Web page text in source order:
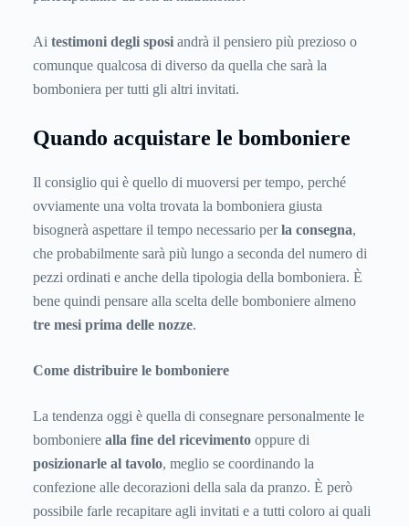
Ai testimoni degli sposi andrà il pensiero più prezioso o
comunque qualcosa di diverso da quella che sarà la
bomboniera per tutti gli altri invitati.
Quando acquistare le bomboniere
Il consiglio qui è quello di muoversi per tempo, perché
ovviamente una volta trovata la bomboniera giusta
bisognerà aspettare il tempo necessario perla consegna,
che probabilmente sarà più lungo a seconda del numero di
pezzi ordinati e anche della tipologia della bomboniera. È
bene quindi pensare alla scelta delle bomboniere almeno
tre mesi prima delle nozze.
Come distribuire le bomboniere
La tendenza oggi è quella di consegnare personalmente le
bomboniere alla fine del ricevimento oppure di
posizionarle al tavolo, meglio se coordinando la
confezione alle decorazioni della sala da pranzo. È però
possibile farle recapitare agli invitati e a tutti coloro ai quali